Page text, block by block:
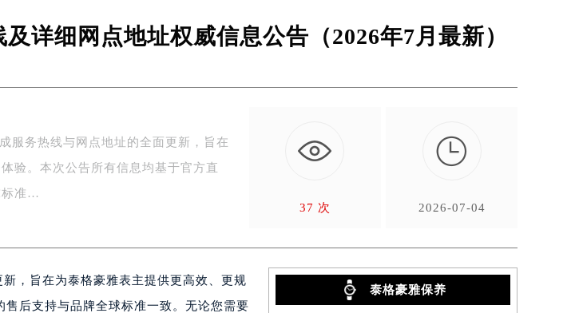
预约）
提前预约）
需提前预约）
城）17层1706室（需提前预约）
提前预约）
室（需提前预约）
详细网点地址权威信息公告（2026年7月最新）
服务热线与网点地址的全面更新，旨在
验。本次公告所有信息均基于官方直
标准…
37 次

2026-07-04
，旨在为泰格豪雅表主提供更高效、更规
后支持与品牌全球标准一致。无论您需要
泰格豪雅保养